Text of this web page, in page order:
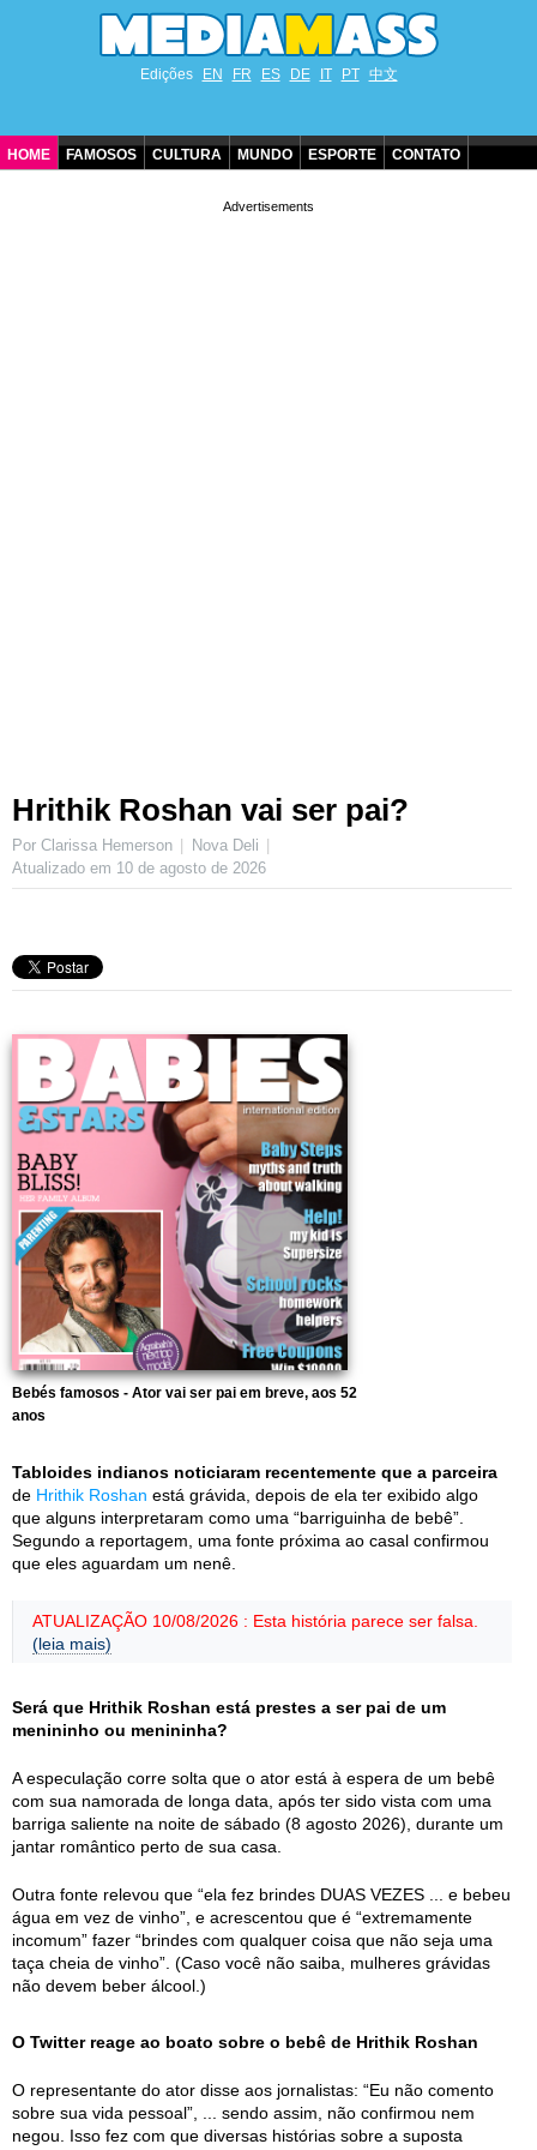
Edições EN FR ES DE IT PT 中文
HOME FAMOSOS CULTURA MUNDO ESPORTE CONTATO
Hrithik Roshan vai ser pai?
Por Clarissa Hemerson
Nova Deli
Atualizado em 10 de agosto de 2026
Bebés famosos - Ator vai ser pai em breve, aos 52
anos
Tabloides indianos noticiaram recentemente que a parceira
de Hrithik Roshan está grávida, depois de ela ter exibido algo
que alguns interpretaram como uma “barriguinha de bebê”.
Segundo a reportagem, uma fonte próxima ao casal confirmou
que eles aguardam um nenê.
ATUALIZAÇÃO 10/08/2026 : Esta história parece ser falsa.
(leia mais)
Será que Hrithik Roshan está prestes a ser pai de um
menininho ou menininha?
A especulação corre solta que o ator está à espera de um bebê
com sua namorada de longa data, após ter sido vista com uma
barriga saliente na noite de sábado (8 agosto 2026), durante um
jantar romântico perto de sua casa.
Outra fonte relevou que “ela fez brindes DUAS VEZES ... e bebeu
água em vez de vinho”, e acrescentou que é “extremamente
incomum” fazer “brindes com qualquer coisa que não seja uma
taça cheia de vinho”. (Caso você não saiba, mulheres grávidas
não devem beber álcool.)
O Twitter reage ao boato sobre o bebê de Hrithik Roshan
O representante do ator disse aos jornalistas: “Eu não comento
sobre sua vida pessoal”, ... sendo assim, não confirmou nem
negou. Isso fez com que diversas histórias sobre a suposta